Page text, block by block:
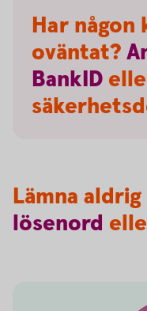
Har
oväntat?
BankID
Lämna
lösenord